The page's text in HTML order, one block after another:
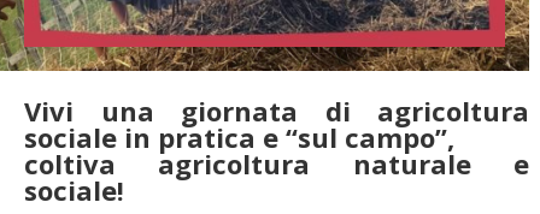
Vivi una giornata di agricoltura
sociale in pratica e “sul campo”,
coltiva agricoltura naturale e
sociale!